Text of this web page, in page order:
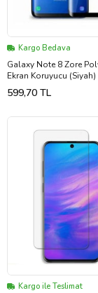
Kargo Bedava
Galaxy Note 8 Zore
Ekran Koruyucu (Siyah)
599,70 TL
Kargo ile Teslimat